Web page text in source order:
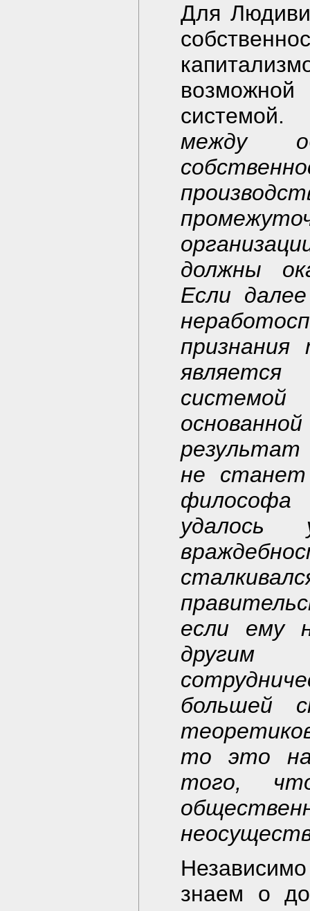
Для
системой.
между
должны
Если
результат
не станет
философа
удалось
если ему
другим
большей
то это
того,
знаем о